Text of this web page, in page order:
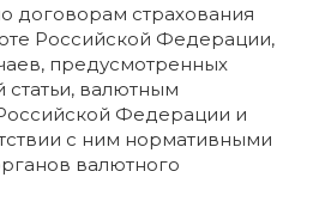
договорам страхования
Российской Федерации,
предусмотренных
статьи, валютным
Федерации и
с ним нормативными
валютного